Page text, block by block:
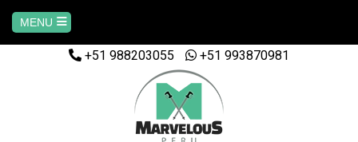
MENU
+51 988203055 +51 993870981